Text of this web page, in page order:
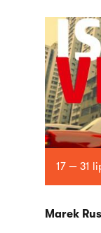
17 — 31
Marek